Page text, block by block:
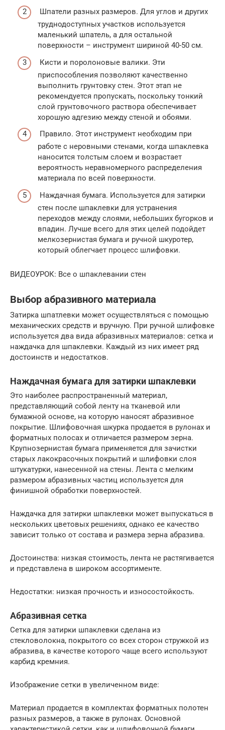
Шпатели разных размеров. Для углов и других
труднодоступных участков используется
маленький шпатель, а для остальной
поверхности – инструмент шириной 40-50 см.
Кисти и поролоновые валики. Эти
приспособления позволяют качественно
выполнить грунтовку стен. Этот этап не
рекомендуется пропускать, поскольку тонкий
слой грунтовочного раствора обеспечивает
хорошую адгезию между стеной и обоями.
Правило. Этот инструмент необходим при
работе с неровными стенами, когда шпаклевка
наносится толстым слоем и возрастает
вероятность неравномерного распределения
материала по всей поверхности.
Наждачная бумага. Используется для затирки
стен после шпаклевки для устранения
переходов между слоями, небольших бугорков и
впадин. Лучше всего для этих целей подойдет
мелкозернистая бумага и ручной шкуротер,
который облегчает процесс шлифовки.
ВИДЕОУРОК: Все о шпаклевании стен
Выбор абразивного материала
Затирка шпатлевки может осуществляться с помощью
механических средств и вручную. При ручной шлифовке
используется два вида абразивных материалов: сетка и
наждачка для шпаклевки. Каждый из них имеет ряд
достоинств и недостатков.
Наждачная бумага для затирки шпаклевки
Это наиболее распространенный материал,
представляющий собой ленту на тканевой или
бумажной основе, на которую наносят абразивное
покрытие. Шлифовочная шкурка продается в рулонах и
форматных полосах и отличается размером зерна.
Крупнозернистая бумага применяется для зачистки
старых лакокрасочных покрытий и шлифовки слоя
штукатурки, нанесенной на стены. Лента с мелким
размером абразивных частиц используется для
финишной обработки поверхностей.
Наждачка для затирки шпаклевки может выпускаться в
нескольких цветовых решениях, однако ее качество
зависит только от состава и размера зерна абразива.
Достоинства: низкая стоимость, лента не растягивается
и представлена в широком ассортименте.
Недостатки: низкая прочность и износостойкость.
Абразивная сетка
Сетка для затирки шпаклевки сделана из
стекловолокна, покрытого со всех сторон стружкой из
абразива, в качестве которого чаще всего используют
карбид кремния.
Изображение сетки в увеличенном виде:
Материал продается в комплектах форматных полотен
разных размеров, а также в рулонах. Основной